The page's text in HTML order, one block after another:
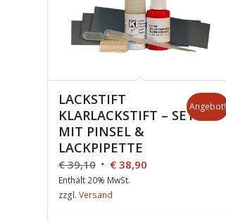
LACKSTIFT
KLARLACKSTIFT – SET
MIT PINSEL &
LACKPIPETTE
€39,10 € 38,90
Enthält 20% MwSt.
zzgl. Versand
Angebot!